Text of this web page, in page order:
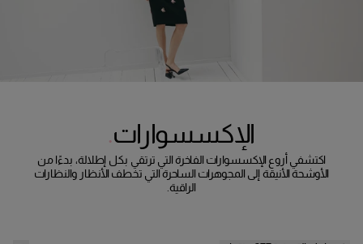
الإكسسوارات
اكتشفي أروع الإكسسوارات الفاخرة التي ترتقي بكل إطلالة، بدءًا من
الأوشحة الأنيقة إلى المجوهرات الساحرة التي تخطف الأنظار والنظارات
الراقية.